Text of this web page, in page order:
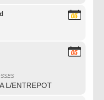
05
L/ENTREPOT
05